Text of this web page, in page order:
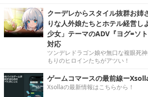
クーデレからスタイル抜群お姉
りな人外娘たちとホテル経営し
少女」テーマのADV『ヨグ=ソ
対応
ツンデレドラゴン娘や無口な複眼死
もりのヒロインたちがアツい！
ゲームコマースの最前線ー
Xsollaの最新情報はこちらから！